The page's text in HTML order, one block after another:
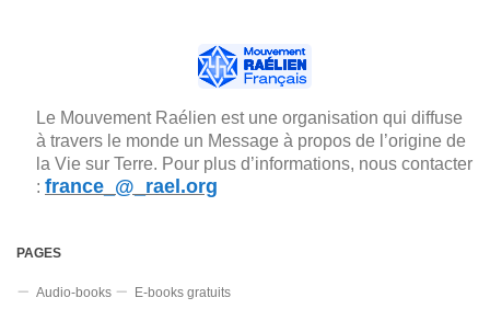
Le Mouvement Raélien est une organisation qui diffuse
à travers le monde un Message à propos de l’origine de
la Vie sur Terre. Pour plus d’informations, nous contacter
: france_@_rael.org
PAGES
Audio-books E-books gratuits